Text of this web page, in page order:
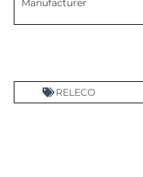
Manufacturer
RELECO